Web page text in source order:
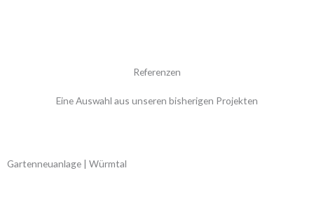
Referenzen
Eine Auswahl aus unseren bisherigen Projekten
Gartenneuanlage | Würmtal